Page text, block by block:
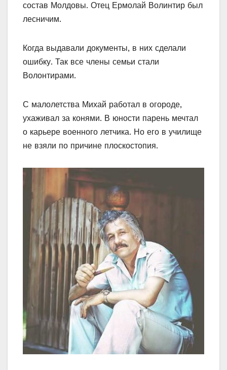
состав Молдовы. Отец Ермолай Волинтир был
лесничим.
Когда выдавали документы, в них сделали
ошибку. Так все члены семьи стали
Волонтирами.
С малолетства Михай работал в огороде,
ухаживал за конями. В юности парень мечтал
о карьере военного летчика. Но его в училище
не взяли по причине плоскостопия.